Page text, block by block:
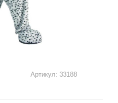
Артикул: 33188